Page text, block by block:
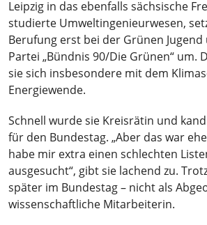
Leipzig in das ebenfalls sächsische
studierte Umweltingenieurwesen,
Berufung erst bei der Grünen
Partei „Bündnis 90/Die Grünen“ um.
sie sich insbesondere mit dem
Energiewende.
Schnell wurde sie Kreisrätin und
für den Bundestag. „Aber das war
habe mir extra einen schlechten
ausgesucht“, gibt sie lachend zu.
später im Bundestag – nicht als
wissenschaftliche Mitarbeiterin.